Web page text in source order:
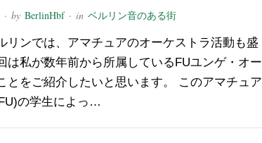
· by BerlinHbf· in ベルリン音のある街
リンでは、アマチュアのオーケストラ活動も盛
は私が数年前から所属しているFUユンゲ・オー
とをご紹介したいと思います。 このアマチュア
の学生によっ…